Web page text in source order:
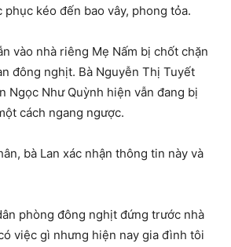
kéo đến bao vây, phong tỏa.
vào nhà riêng Mẹ Nấm bị chốt chặn
đông nghịt. Bà Nguyễn Thị Tuyết
Ngọc Như Quỳnh hiện vẫn đang bị
cách ngang ngược.
bà Lan xác nhận thông tin này và
phòng đông nghịt đứng trước nhà
việc gì nhưng hiện nay gia đình tôi